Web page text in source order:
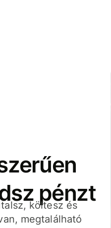
pénzt
költesz és
megtalálható